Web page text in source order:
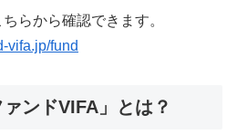
らから確認できます。
vifa.jp/fund
ァンドVIFA」とは？